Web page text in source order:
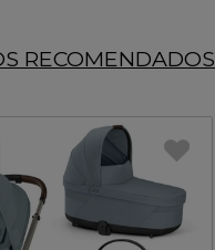
RECOMENDADOS